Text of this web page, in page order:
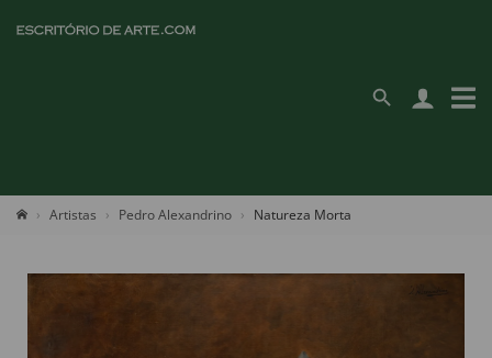
Artistas Pedro Alexandrino Natureza Morta